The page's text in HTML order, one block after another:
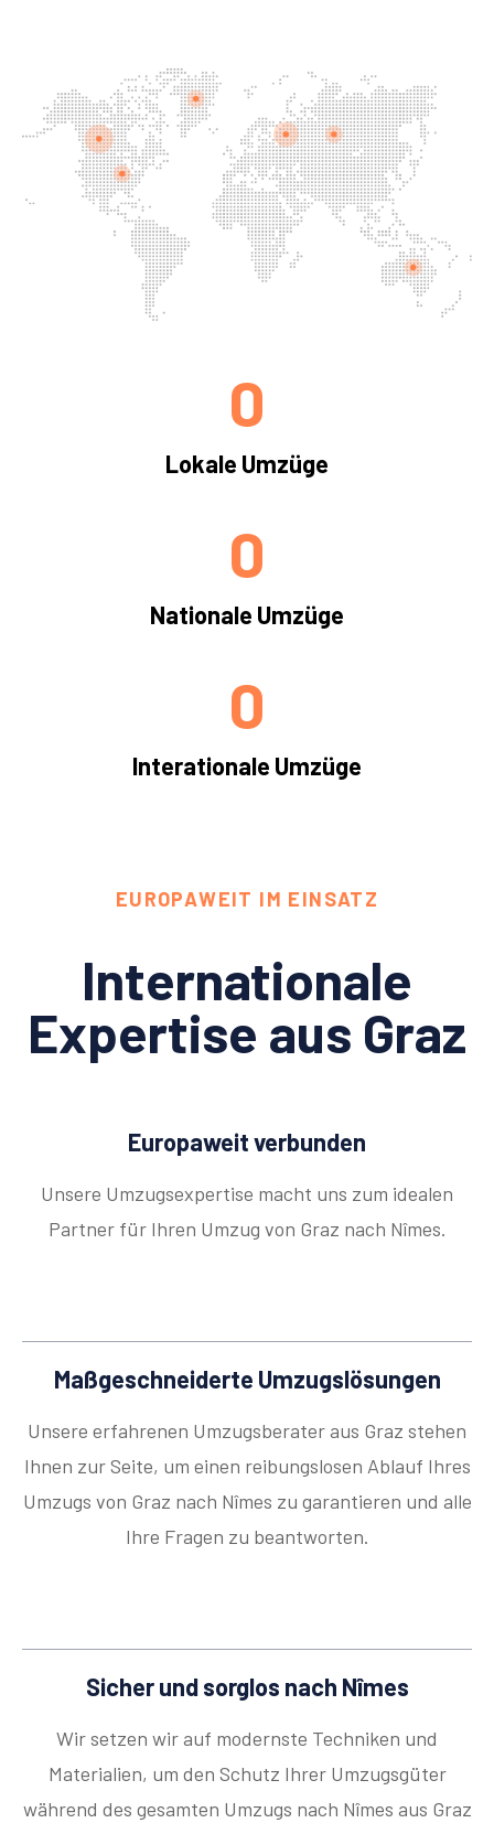
Lokale Umzüge
0
Nationale Umzüge
0
Interationale Umzüge
0
EUROPAWEIT IM EINSATZ
Internationale
Expertise aus Graz
Europaweit verbunden
Unsere Umzugsexpertise macht uns zum idealen
Partner für Ihren Umzug von Graz nach Nîmes.
Maßgeschneiderte Umzugslösungen
Unsere erfahrenen Umzugsberater aus Graz stehen
Ihnen zur Seite, um einen reibungslosen Ablauf Ihres
Umzugs von Graz nach Nîmes zu garantieren und alle
Ihre Fragen zu beantworten.
Sicher und sorglos nach Nîmes
Wir setzen wir auf modernste Techniken und
Materialien, um den Schutz Ihrer Umzugsgüter
während des gesamten Umzugs nach Nîmes aus Graz